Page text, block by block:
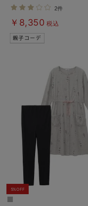
ェ＆2wayオール 出産準備
ト マタニティ・産後
2件
￥8,350 税込
5%OFF